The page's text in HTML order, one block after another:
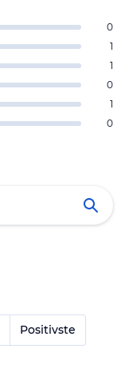
0
1
1
0
1
0
Positivste